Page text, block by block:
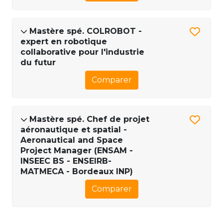
Mastère spé. COLROBOT -
expert en robotique
collaborative pour l'industrie
du futur
Comparer
Mastère spé. Chef de projet
aéronautique et spatial -
Aeronautical and Space
Project Manager (ENSAM -
INSEEC BS - ENSEIRB-
MATMECA - Bordeaux INP)
Comparer